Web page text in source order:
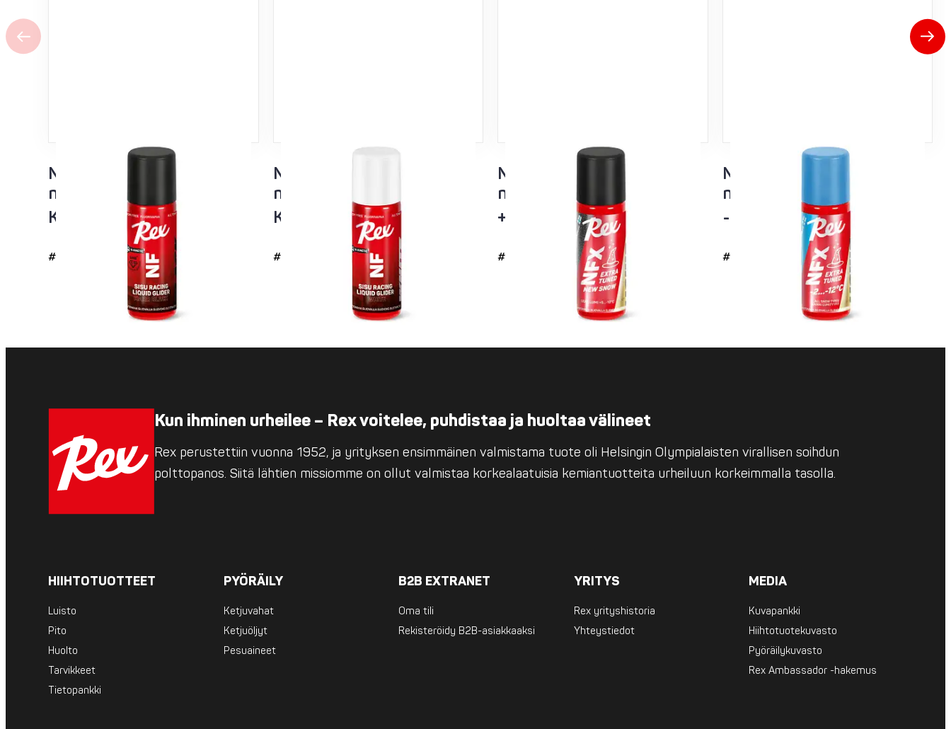
NF Sisu Hard Black
nesteluisto 60ml
Kaikki lämpötila-alueet
#4726
NF Sisu Valkoinen
nesteluisto 60ml
Kaikki lämpötila-alueet
#4725
NFX Musta Extra Tuned
nesteluisto – uusi lumi
+5…-10°C
#4737
NFX Sininen Extra Tuned
nesteluisto
-2…-12°C
#4736
Kun ihminen urheilee – Rex voitelee, puhdistaa ja huoltaa välineet
Rex perustettiin vuonna 1952, ja yrityksen ensimmäinen valmistama tuote oli Helsingin Olympialaisten virallisen soihdun
polttopanos. Siitä lähtien missiomme on ollut valmistaa korkealaatuisia kemiantuotteita urheiluun korkeimmalla tasolla.
HIIHTOTUOTTEET
Luisto
Pito
Huolto
Tarvikkeet
Tietopankki
PYÖRÄILY
Ketjuvahat
Ketjuöljyt
Pesuaineet
B2B EXTRANET
Oma tili
Rekisteröidy B2B-asiakkaaksi
YRITYS
Rex yrityshistoria
Yhteystiedot
MEDIA
Kuvapankki
Hiihtotuotekuvasto
Pyöräilykuvasto
Rex Ambassador -hakemus